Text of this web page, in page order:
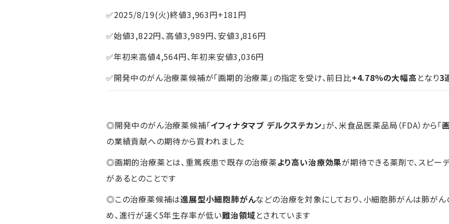
✅2025/8/19(火)終値3,963円+181円
✅始値3,822円、高値3,989円、安値3,816円
✅年初来高値4,564円、年初来安値3,036円
✅開発中のがん治療薬候補が「画期的治療薬」の指定を受け、前日比+4.78％の大幅高 となり3
◎開発中のがん治療薬候補「イフィナタマブ デルクステカン 」が、米食品医薬品局（FDA）から「
の業績貢献への期待から買われました
◎画期的治療薬とは、重篤疾患で既存の治療薬より高い治療効果が期待できる薬剤で、スピ
があるとのことです
◎この治療薬候補は進展型小細胞肺がんなどの治療を対象にしており、小細胞肺がんは肺が
め、進行が速く5年生存率が低い難治領域とされています